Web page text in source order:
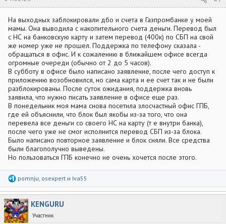
На выходных заблокировали дбо и счета в Газпромбанке у моей
мамы. Она выводила с накопительного счета деньги. Перевод был
с НС на банковскую карту и затем перевод (400к) по СБП на свой
же номер уже не прошел. Поддержка по телефону сказала -
обращаться в офис. И к сожалению в ближайшем офисе всегда
огромные очереди (обычно от 2 до 5 часов).
В субботу в офисе было написано заявление, после чего доступ к
приложению возобновился, но сама карта и ее счет так и не были
разблокированы. После суток ожидания, поддержка вновь
заявила, что нужно писать заявление в офисе еще раз.
В понедельник моя мама снова посетила злосчастный офис ГПБ,
где ей объяснили, что блок был якобы из-за того, что она
перевела все деньги со своего НС на карту (т е внутри банка),
после чего уже не смог исполнится перевод СБП из-за блока.
Было написано повторное заявление и блок сняли. Все средства
были благополучно выведены.
Но пользоваться ГПБ конечно не очень хочется после этого.
Р
е
а
к
ц
и
и
pomnju osexpert и Iva55
KENGURU
Участник